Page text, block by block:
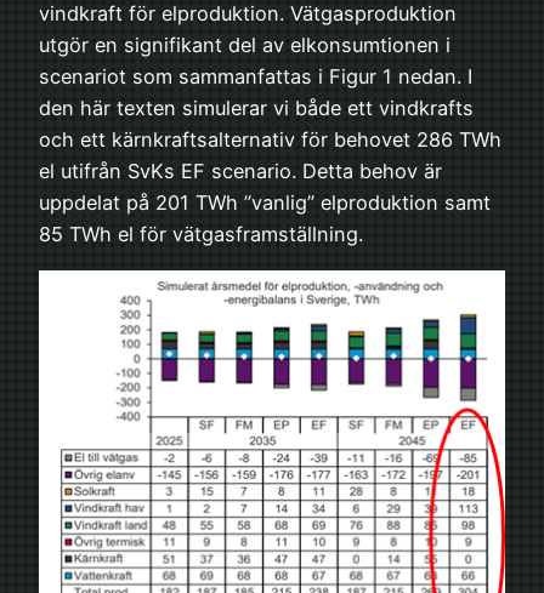
vindkraft för elproduktion. Vätgasproduktion
utgör en signifikant del av elkonsumtionen i
scenariot som sammanfattas i Figur 1 nedan. I
den här texten simulerar vi både ett vindkrafts
och ett kärnkraftsalternativ för behovet 286 TWh
el utifrån SvKs EF scenario. Detta behov är
uppdelat på 201 TWh ”vanlig” elproduktion samt
85 TWh el för vätgasframställning.